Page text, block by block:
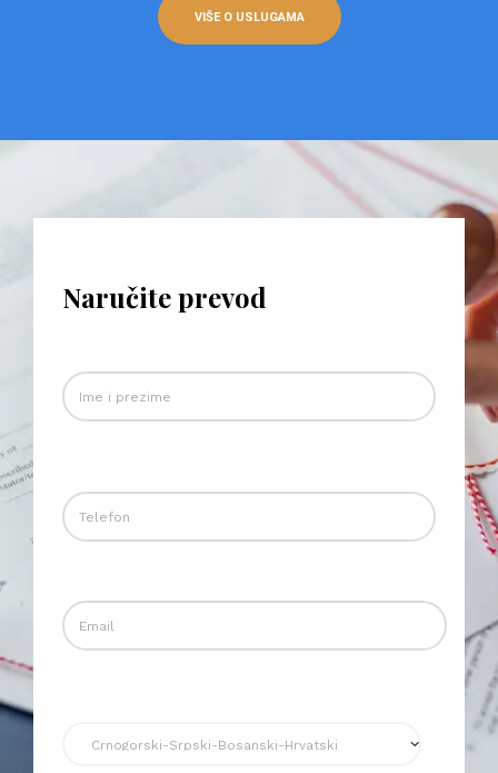
VIŠE O USLUGAMA
Naručite prevod